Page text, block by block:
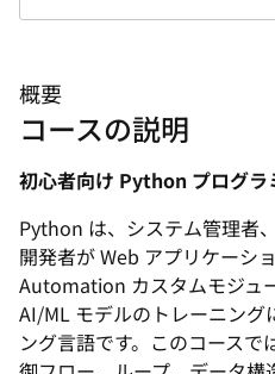
概要
コースの説明
初心者向け Python プログラ
Python は、システム管理者
開発者が Web アプリケーシ
Automation カスタムモジュ
AI/ML モデルのトレーニング
ング言語です。このコース